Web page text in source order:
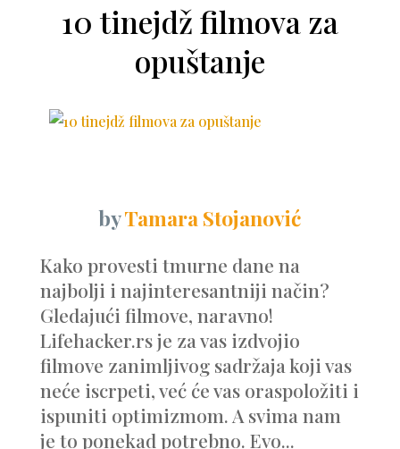
10 tinejdž filmova za
opuštanje
byTamara Stojanović
Kako provesti tmurne dane na
najbolji i najinteresantniji način?
Gledajući filmove, naravno!
Lifehacker.rs je za vas izdvojio
filmove zanimljivog sadržaja koji vas
neće iscrpeti, već će vas oraspoložiti i
ispuniti optimizmom. A svima nam
je to ponekad potrebno. Evo...